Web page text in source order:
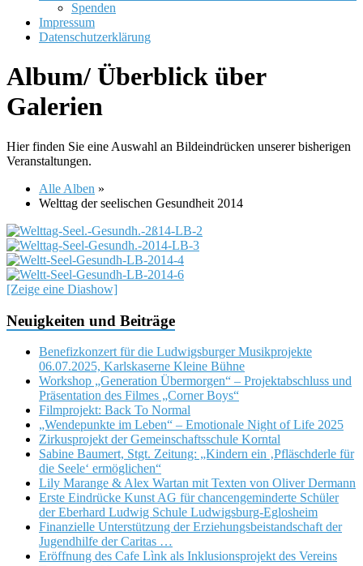
Spenden
Impressum
Datenschutzerklärung
Album/ Überblick über
Galerien
Hier finden Sie eine Auswahl an Bildeindrücken unserer bisherigen
Veranstaltungen.
Alle Alben »
Welttag der seelischen Gesundheit 2014
[Zeige eine Diashow]
Neuigkeiten und Beiträge
Benefizkonzert für die Ludwigsburger Musikprojekte
06.07.2025, Karlskaserne Kleine Bühne
Workshop „Generation Übermorgen“ – Projektabschluss und
Präsentation des Filmes „Corner Boys“
Filmprojekt: Back To Normal
„Wendepunkte im Leben“ – Emotionale Night of Life 2025
Zirkusprojekt der Gemeinschaftsschule Korntal
Sabine Baumert, Stgt. Zeitung: „Kindern ein ‚Pfläschderle für
die Seele‘ ermöglichen“
Lily Marange & Alex Wartan mit Texten von Oliver Dermann
Erste Eindrücke Kunst AG für chancengeminderte Schüler
der Eberhard Ludwig Schule Ludwigsburg-Eglosheim
Finanzielle Unterstützung der Erziehungsbeistandschaft der
Jugendhilfe der Caritas …
Eröffnung des Cafe Lìnk als Inklusionsprojekt des Vereins